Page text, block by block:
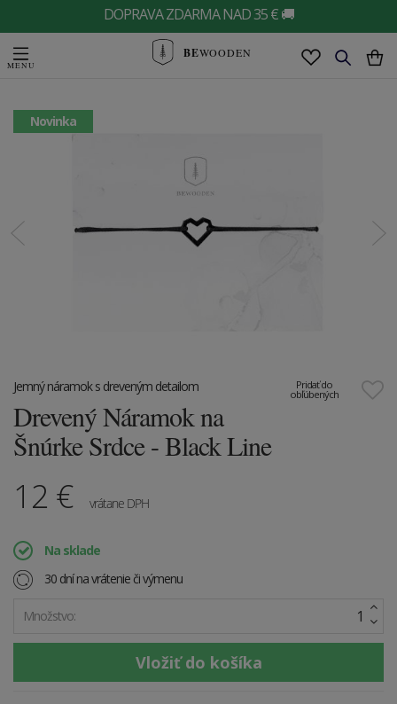
DOPRAVA ZDARMA NAD 35 € 🚚
BEWOODEN
Novinka
Pridať do
obľúbených
Jemný náramok s dreveným detailom
Drevený Náramok na
Šnúrke Srdce - Black Line
12 € vrátane DPH
Na sklade
30 dní na vrátenie či výmenu
Množstvo: